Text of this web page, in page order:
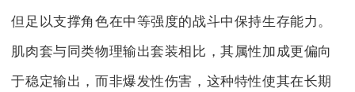
但足以支撑角色在中等强度的战斗中保持生存能力。
肌肉套与同类物理输出套装相比，其属性加成更偏向
于稳定输出，而非爆发性伤害，这种特性使其在长期